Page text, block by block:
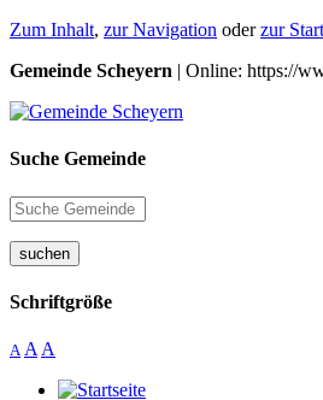
Zum Inhalt, zur Navigation oderzur
Gemeinde Scheyern | Online: https://
Suche Gemeinde
suchen
Schriftgröße
A A A